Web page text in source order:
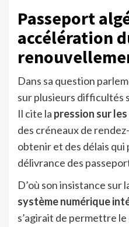
Passeport
accélération
Dans sa question
sur plusieurs difficultés
Il cite la pression sur
des créneaux de
obtenir et des délais qui
délivrance des
D’où son insistance sur
système numérique
s’agirait de permettre